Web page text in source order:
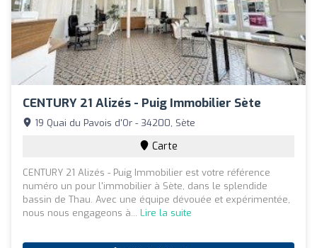
CENTURY 21 Alizés - Puig Immobilier Sète
19 Quai du Pavois d'Or - 34200, Sète
Carte
CENTURY 21 Alizés - Puig Immobilier est votre référence
numéro un pour l'immobilier à Sète, dans le splendide
bassin de Thau. Avec une équipe dévouée et expérimentée,
nous nous engageons à... Lire la suite